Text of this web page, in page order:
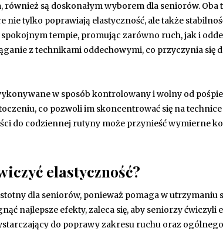
, również są doskonałym wyborem dla seniorów. Oba
nie tylko poprawiają elastyczność, ale także
tempie, promując zarówno ruch, jak i
z technikami oddechowymi, co przyczynia się
w sposób kontrolowany i wolny od
co pozwoli im skoncentrować się na
do codziennej rutyny może przynieść wymierne
elastyczność?
dla seniorów, ponieważ pomaga w utrzymaniu
najlepsze efekty, zaleca się, aby seniorzy ćwiczyli
do poprawy zakresu ruchu oraz